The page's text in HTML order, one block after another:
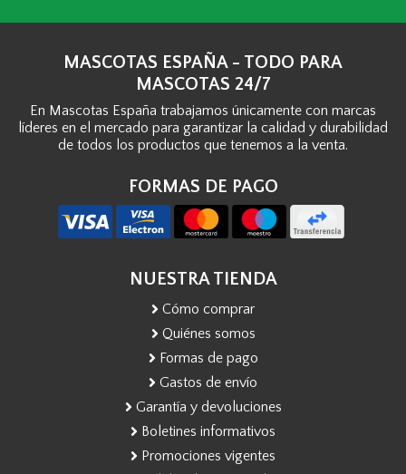
MASCOTAS ESPAÑA - TODO PARA
MASCOTAS 24/7
En Mascotas España trabajamos únicamente con marcas
líderes en el mercado para garantizar la calidad y durabilidad
de todos los productos que tenemos a la venta.
FORMAS DE PAGO
NUESTRA TIENDA
Cómo comprar
Quiénes somos
Formas de pago
Gastos de envío
Garantía y devoluciones
Boletines informativos
Promociones vigentes